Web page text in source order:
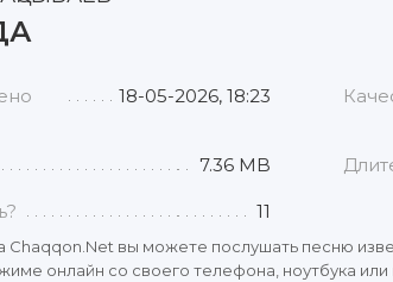
18-05-2026, 18:23
7.36 MB
11
Chaqqon.Net вы можете послушать песню
онлайн со своего телефона, ноутбука